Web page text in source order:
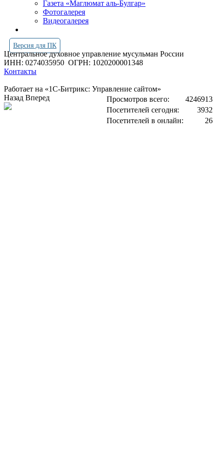
Газета «Маглюмат аль-Булгар»
Фотогалерея
Видеогалерея
Версия для ПК
Центральное духовное управление мусульман России
ИНН: 0274035950 ОГРН: 1020200001348
Контакты
Работает на «1С-Битрикс: Управление сайтом»
Просмотров всего:
4246913
Посетителей сегодня:
3932
Посетителей в онлайн:
26
Назад Вперед